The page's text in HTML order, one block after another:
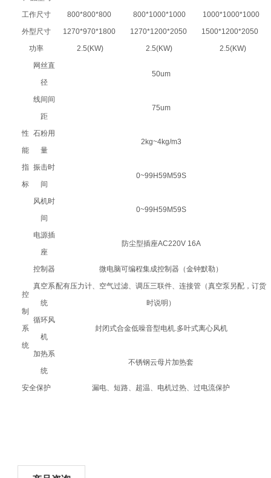
工作尺寸
800*800*800 800*1000*1000 1000*1000*1000
外型尺寸
1270*970*1800 1270*1200*2050 1500*1200*2050
功率
2.5(KW) 2.5(KW) 2.5(KW)
性
能
指
标
网丝直
径
50um
线间间
距
75um
石粉用
量
2kg~4kg/m3
振击时
间
0~99H59M59S
风机时
间
0~99H59M59S
电源插
座
防尘型插座AC220V 16A
控
制
系
统
控制器
微电脑可编程集成控制器（金钟默勒）
真空系
统
配有压力计、空气过滤、调压三联件、连接管（真空泵另配，订货
时说明）
循环风
机
封闭式合金低噪音型电机.多叶式离心风机
加热系
统
不锈钢云母片加热套
安全保护 漏电、短路、超温、电机过热、过电流保护